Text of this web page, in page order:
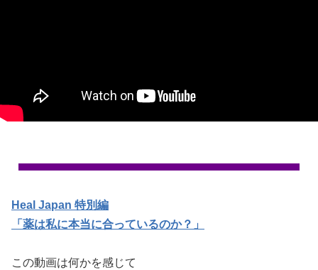
Heal Japan 特別編
「薬は私に本当に合っているのか？」
この動画は何かを感じて